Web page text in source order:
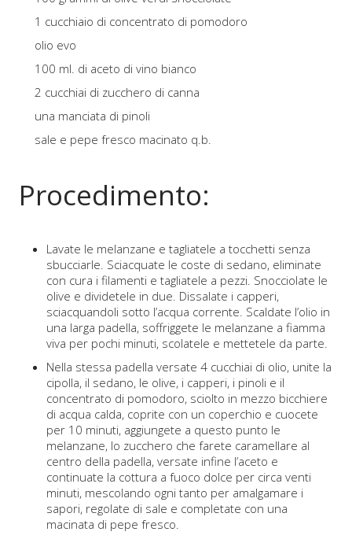
1 cucchiaio di concentrato di pomodoro
olio evo
100 ml. di aceto di vino bianco
2 cucchiai di zucchero di canna
una manciata di pinoli
sale e pepe fresco macinato q.b.
Procedimento:
Lavate le melanzane e tagliatele a tocchetti senza
sbucciarle. Sciacquate le coste di sedano, eliminate
con cura i filamenti e tagliatele a pezzi. Snocciolate le
olive e dividetele in due. Dissalate i capperi,
sciacquandoli sotto l’acqua corrente. Scaldate l’olio in
una larga padella, soffriggete le melanzane a fiamma
viva per pochi minuti, scolatele e mettetele da parte.
Nella stessa padella versate 4 cucchiai di olio, unite la
cipolla, il sedano, le olive, i capperi, i pinoli e il
concentrato di pomodoro, sciolto in mezzo bicchiere
di acqua calda, coprite con un coperchio e cuocete
per 10 minuti, aggiungete a questo punto le
melanzane, lo zucchero che farete caramellare al
centro della padella, versate infine l’aceto e
continuate la cottura a fuoco dolce per circa venti
minuti, mescolando ogni tanto per amalgamare i
sapori, regolate di sale e completate con una
macinata di pepe fresco.